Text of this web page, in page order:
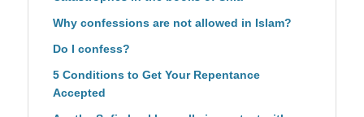
Why confessions are not allowed in Islam?
Do I confess?
5 Conditions to Get Your Repentance
Accepted